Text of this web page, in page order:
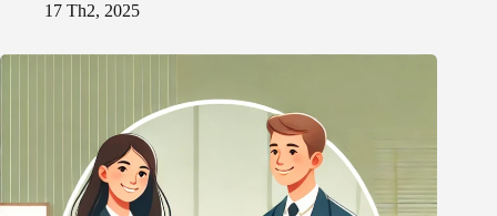
17 Th2, 2025